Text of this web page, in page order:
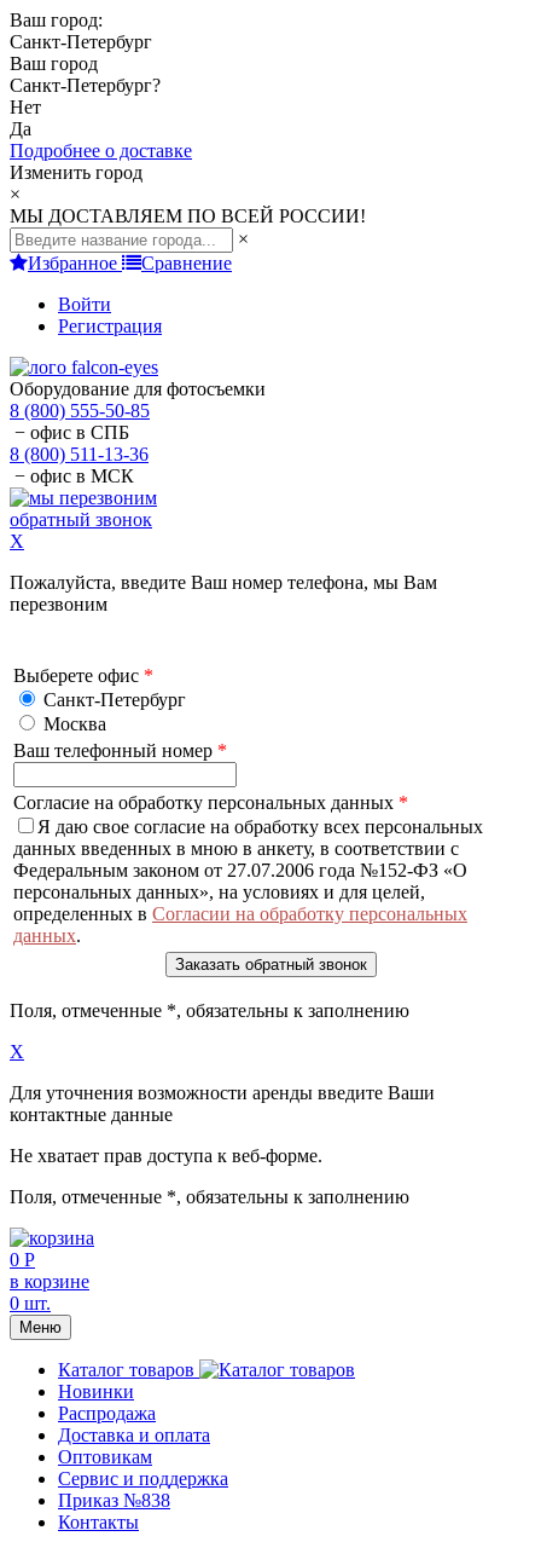
Ваш город:
Санкт-Петербург
Ваш город
Санкт-Петербург?
Нет
Да
Подробнее о доставке
Изменить город
×
МЫ ДОСТАВЛЯЕМ ПО ВСЕЙ РОССИИ!
×
Избранное
Сравнение
Войти
Регистрация
Оборудование для фотосъемки
8 (800) 555-50-85
− офис в СПБ
8 (800) 511-13-36
− офис в МСК
обратный звонок
X
Пожалуйста, введите Ваш номер телефона, мы Вам
перезвоним
Выберете офис *
Санкт-Петербург
Москва
Ваш телефонный номер *
Согласие на обработку персональных данных *
Я даю свое согласие на обработку всех персональных
данных введенных в мною в анкету, в соответствии с
Федеральным законом от 27.07.2006 года №152-ФЗ «О
персональных данных», на условиях и для целей,
определенных в Согласии на обработку персональных
данных.
Поля, отмеченные *, обязательны к заполнению
X
Для уточнения возможности аренды введите Ваши
контактные данные
Не хватает прав доступа к веб-форме.
Поля, отмеченные *, обязательны к заполнению
0 Р
в корзине
0 шт.
Меню
Каталог товаров
Новинки
Распродажа
Доставка и оплата
Оптовикам
Сервис и поддержка
Приказ №838
Контакты